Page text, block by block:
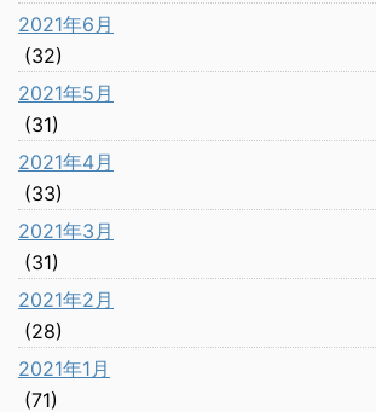
2021年6月
(32)
2021年5月
(31)
2021年4月
(33)
2021年3月
(31)
2021年2月
(28)
2021年1月
(71)